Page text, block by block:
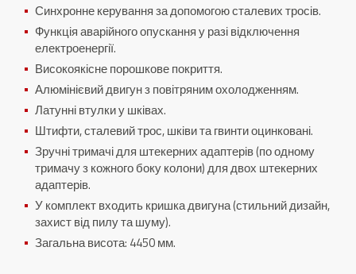
Синхронне керування за допомогою сталевих тросів.
Функція аварійного опускання у разі відключення
електроенергії.
Високоякісне порошкове покриття.
Алюмінієвий двигун з повітряним охолодженням.
Латунні втулки у шківах.
Штифти, сталевий трос, шківи та гвинти оцинковані.
Зручні тримачі для штекерних адаптерів (по одному
тримачу з кожного боку колони) для двох штекерних
адаптерів.
У комплект входить кришка двигуна (стильний дизайн,
захист від пилу та шуму).
Загальна висота: 4450 мм.